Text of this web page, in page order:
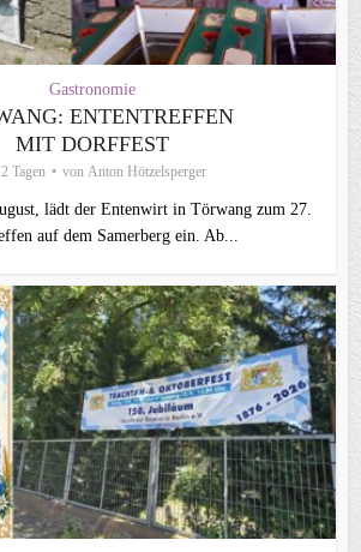
Gastronomie
ENTENTREFFEN
MIT DORFFEST
Tagen von Anton Hötzelsperger
lädt der Entenwirt in Törwang zum 27.
auf dem Samerberg ein. Ab...